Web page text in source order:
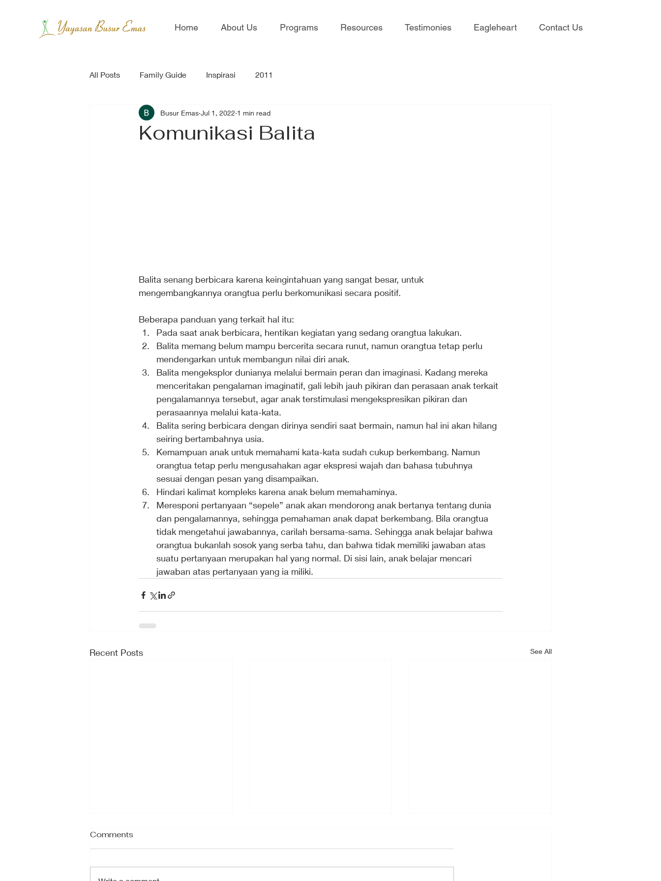
Home About Us Programs Resources Testimonies Eagleheart Contact Us
All Posts Family Guide Inspirasi 2011
Komunikasi Balita
Busur Emas Jul 1, 2022 1 min read
Balita senang berbicara karena keingintahuan yang sangat besar, untuk
mengembangkannya orangtua perlu berkomunikasi secara positif.
Beberapa panduan yang terkait hal itu:
Pada saat anak berbicara, hentikan kegiatan yang sedang orangtua lakukan.
Balita memang belum mampu bercerita secara runut, namun orangtua tetap perlu
mendengarkan untuk membangun nilai diri anak.
Balita mengeksplor dunianya melalui bermain peran dan imaginasi. Kadang mereka
menceritakan pengalaman imaginatif, gali lebih jauh pikiran dan perasaan anak terkait
pengalamannya tersebut, agar anak terstimulasi mengekspresikan pikiran dan
perasaannya melalui kata-kata.
Balita sering berbicara dengan dirinya sendiri saat bermain, namun hal ini akan hilang
seiring bertambahnya usia.
Kemampuan anak untuk memahami kata-kata sudah cukup berkembang. Namun
orangtua tetap perlu mengusahakan agar ekspresi wajah dan bahasa tubuhnya
sesuai dengan pesan yang disampaikan.
Hindari kalimat kompleks karena anak belum memahaminya.
Meresponi pertanyaan “sepele” anak akan mendorong anak bertanya tentang dunia
dan pengalamannya, sehingga pemahaman anak dapat berkembang. Bila orangtua
tidak mengetahui jawabannya, carilah bersama-sama. Sehingga anak belajar bahwa
orangtua bukanlah sosok yang serba tahu, dan bahwa tidak memiliki jawaban atas
suatu pertanyaan merupakan hal yang normal. Di sisi lain, anak belajar mencari
jawaban atas pertanyaan yang ia miliki.
Recent Posts See All
Comments